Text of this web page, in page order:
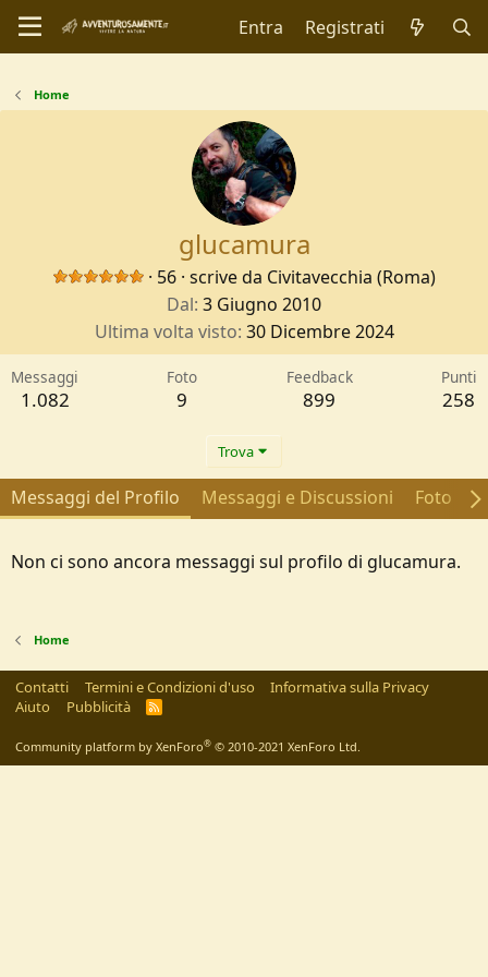
Entra Registrati
Home
glucamura
· 56 · scrive da Civitavecchia (Roma)
Dal 3 Giugno 2010
Ultima volta visto 30 Dicembre 2024
Messaggi
1.082
Foto
9
Feedback
899
Punti
258
Trova
Messaggi del Profilo Messaggi e Discussioni Foto
Non ci sono ancora messaggi sul profilo di glucamura.
Home
Contatti Termini e Condizioni d'uso
Informativa sulla Privacy
Aiuto
Pubblicità
R
Community platform by XenForo® © 2010-2021 XenForo Ltd.